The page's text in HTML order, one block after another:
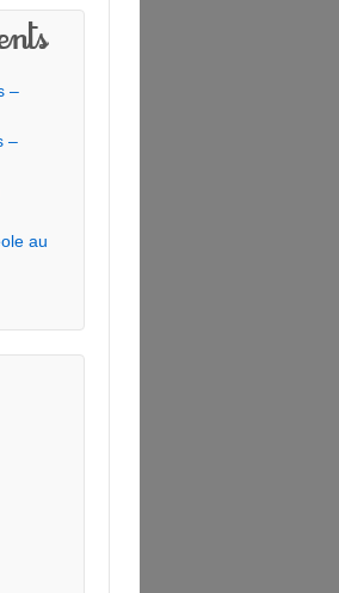
–
–
au